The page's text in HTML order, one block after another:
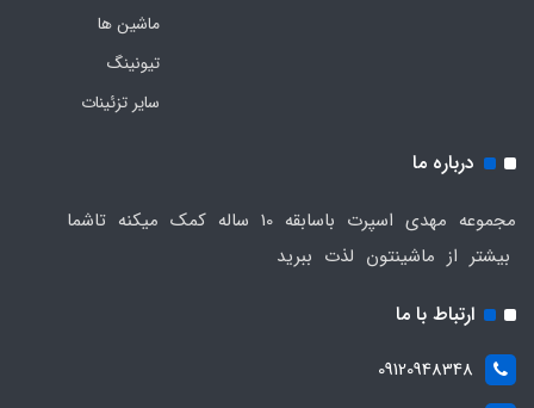
ماشین ها
تیونینگ
سایر تزئینات
درباره ما
مجموعه مهدی اسپرت باسابقه 10 ساله کمک میکنه تاشما
بیشتر از ماشینتون لذت ببرید
ارتباط با ما
09120948348